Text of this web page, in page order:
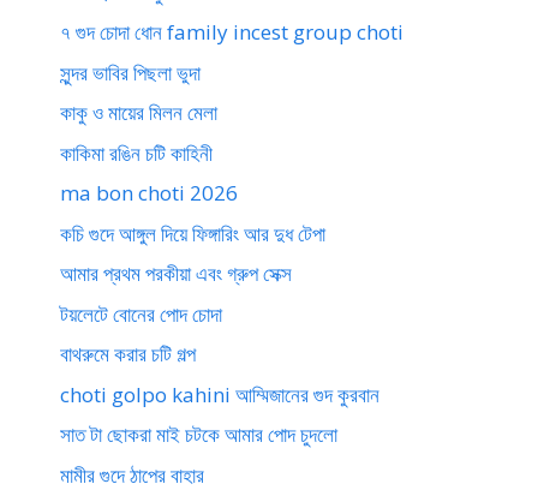
৭ গুদ চোদা ধোন family incest group choti
সুন্দর ভাবির পিছলা ভুদা
কাকু ও মায়ের মিলন মেলা
কাকিমা রঙিন চটি কাহিনী
ma bon choti 2026
কচি গুদে আঙ্গুল দিয়ে ফিঙ্গারিং আর দুধ টেপা
আমার প্রথম পরকীয়া এবং গ্রুপ সেক্স
টয়লেটে বোনের পোদ চোদা
বাথরুমে করার চটি গল্প
choti golpo kahini আম্মিজানের গুদ কুরবান
সাত টা ছোকরা মাই চটকে আমার পোদ চুদলো
মামীর গুদে ঠাপের বাহার